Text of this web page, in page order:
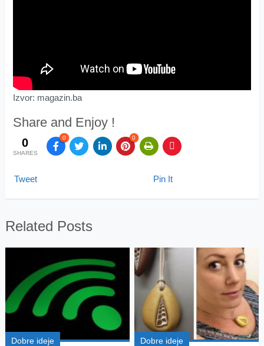
Izvor: magazin.ba
Share and Enjoy !
0
SHARES
0 0
Tweet Pin It
Related Posts
Dobre ideje Dobre ideje